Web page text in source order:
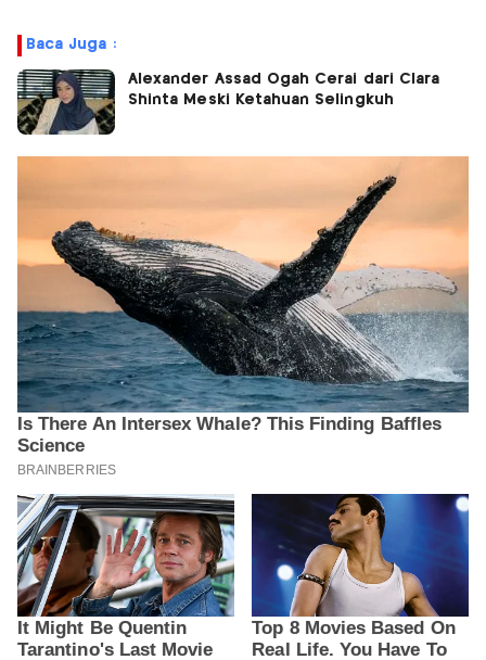
Baca Juga :
Alexander Assad Ogah Cerai dari Clara
Shinta Meski Ketahuan Selingkuh